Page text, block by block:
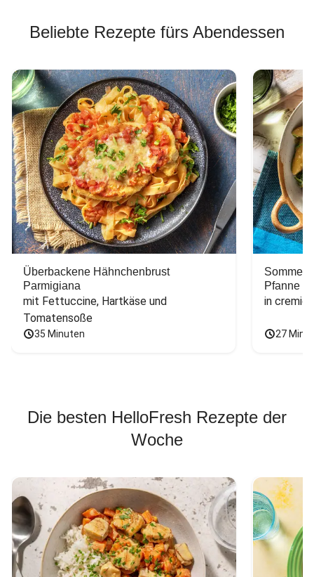
Beliebte Rezepte fürs Abendessen
Überbackene Hähnchenbrust
Parmigiana
mit Fettuccine, Hartkäse und
Tomatensoße
35 Minuten
Pfanne
in
27
Die besten HelloFresh Rezepte der
Woche